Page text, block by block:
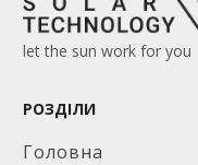
let the sun work for you
РОЗДІЛИ
Головна